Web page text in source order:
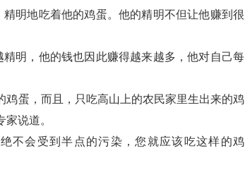
明地吃着他的鸡蛋。他的精明不但让他赚到很
明，他的钱也因此赚得越来越多，他对自己每
鸡蛋，而且，只吃高山上的农民家里生出来的鸡
说道。
不会受到半点的污染，您就应该吃这样的鸡